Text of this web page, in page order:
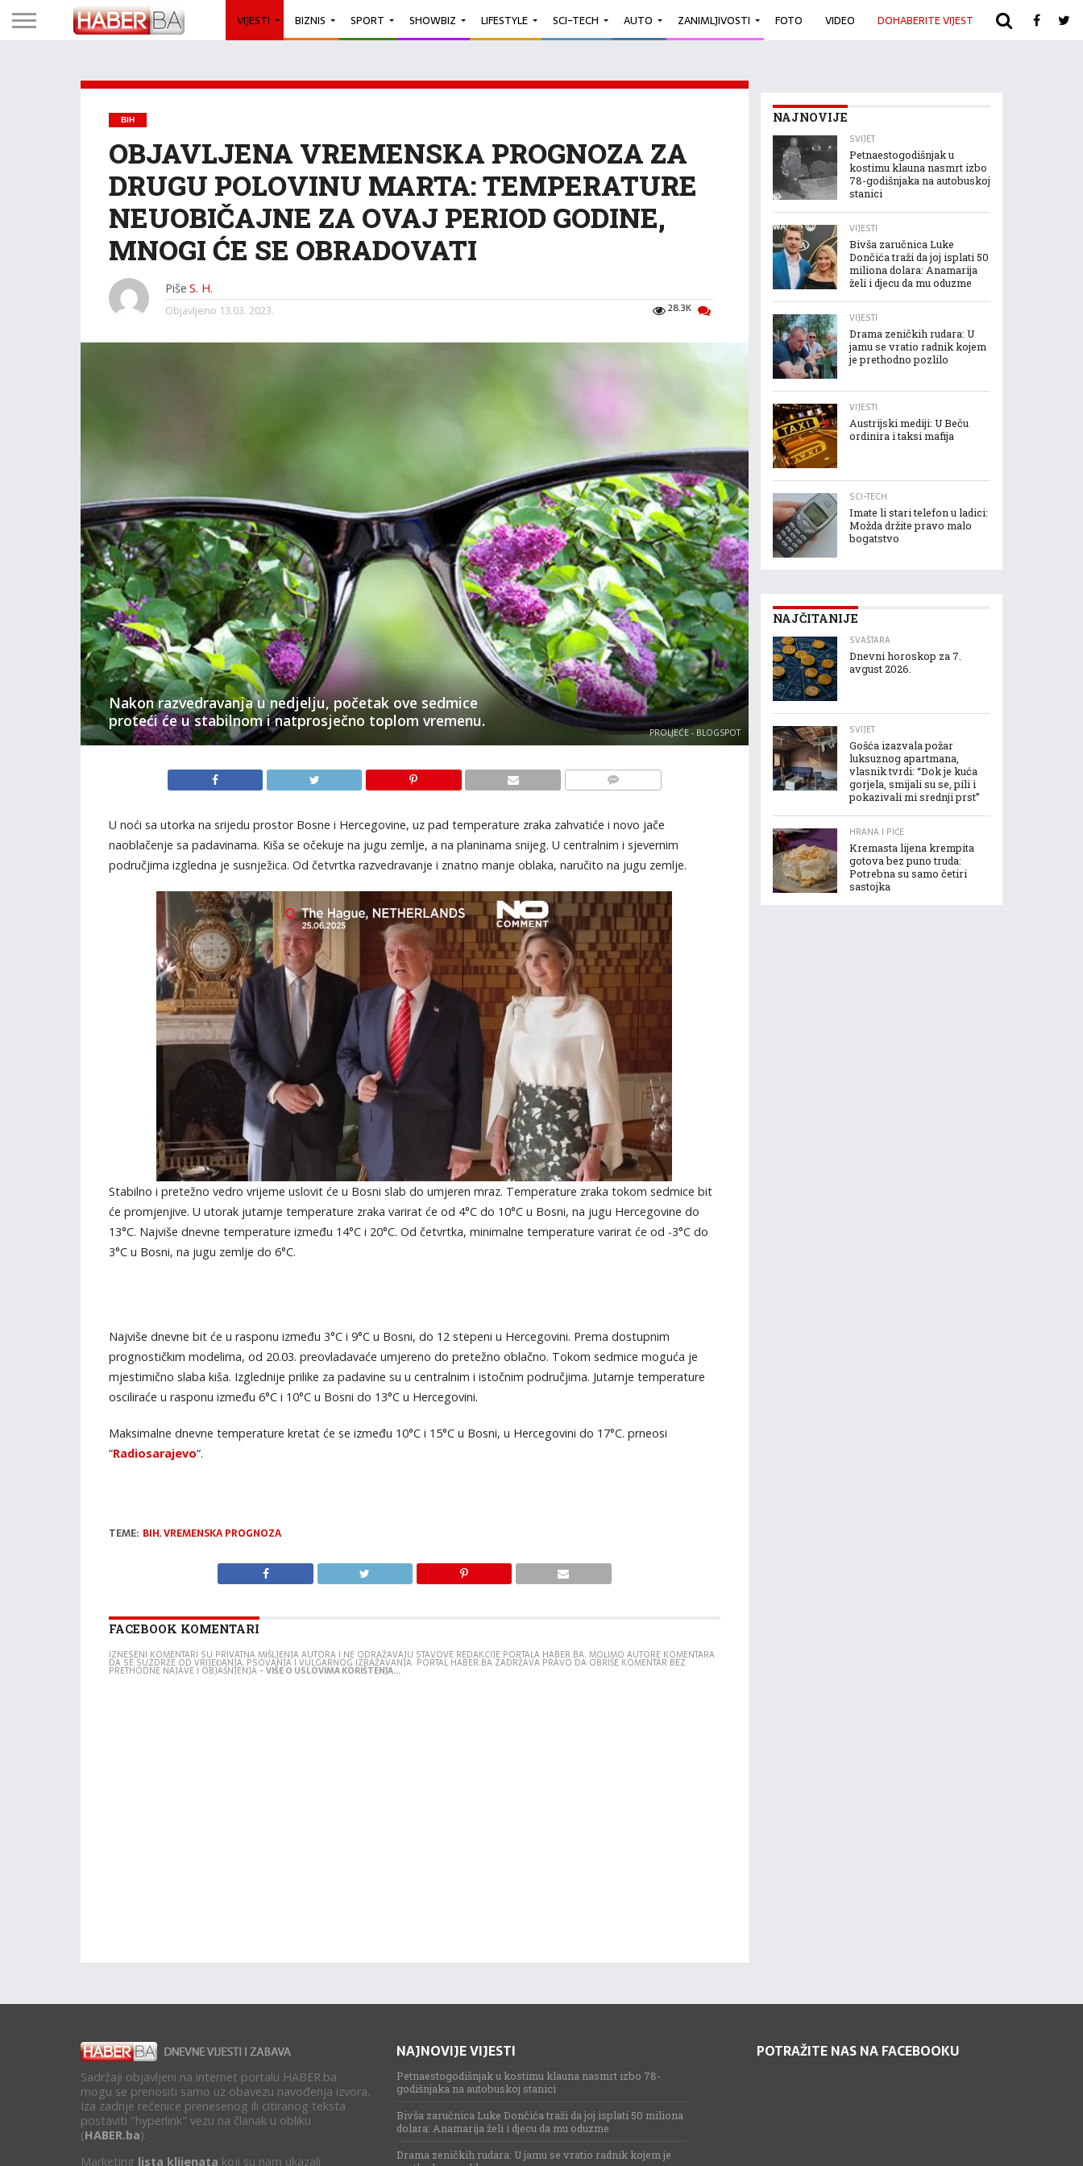
VIJESTI BIZNIS SPORT SHOWBIZ LIFESTYLE SCI-TECH AUTO ZANIMLJIVOSTI FOTO VIDEO DOHABERITE VIJEST ARHIVA
BIH
OBJAVLJENA VREMENSKA PROGNOZA ZA
DRUGU POLOVINU MARTA: TEMPERATURE
NEUOBIČAJNE ZA OVAJ PERIOD GODINE,
MNOGI ĆE SE OBRADOVATI
Piše S. H.
28.3K
Objavljeno 13.03. 2023.
Nakon razvedravanja u nedjelju, početak ove sedmice
proteći će u stabilnom i natprosječno toplom vremenu.
PROLJEĆE - BLOGSPOT
U noći sa utorka na srijedu prostor Bosne i Hercegovine, uz pad temperature zraka zahvatiće i novo jače
naoblačenje sa padavinama. Kiša se očekuje na jugu zemlje, a na planinama snijeg. U centralnim i sjevernim
područjima izgledna je susnježica. Od četvrtka razvedravanje i znatno manje oblaka, naručito na jugu zemlje.
Stabilno i pretežno vedro vrijeme uslovit će u Bosni slab do umjeren mraz. Temperature zraka tokom sedmice bit
će promjenjive. U utorak jutarnje temperature zraka varirat će od 4°C do 10°C u Bosni, na jugu Hercegovine do
13°C. Najviše dnevne temperature između 14°C i 20°C. Od četvrtka, minimalne temperature varirat će od -3°C do
3°C u Bosni, na jugu zemlje do 6°C.
Najviše dnevne bit će u rasponu između 3°C i 9°C u Bosni, do 12 stepeni u Hercegovini. Prema dostupnim
prognostičkim modelima, od 20.03. preovladavaće umjereno do pretežno oblačno. Tokom sedmice moguća je
mjestimično slaba kiša. Izglednije prilike za padavine su u centralnim i istočnim područjima. Jutarnje temperature
osciliraće u rasponu između 6°C i 10°C u Bosni do 13°C u Hercegovini.
Maksimalne dnevne temperature kretat će se između 10°C i 15°C u Bosni, u Hercegovini do 17°C. prneosi
“Radiosarajevo“.
TEME: BIH,VREMENSKA PROGNOZA
FACEBOOK KOMENTARI
IZNESENI KOMENTARI SU PRIVATNA MIŠLJENJA AUTORA I NE ODRAŽAVAJU STAVOVE REDAKCIJE PORTALA HABER.BA. MOLIMO AUTORE KOMENTARA
DA SE SUZDRŽE OD VRIJEĐANJA, PSOVANJA I VULGARNOG IZRAŽAVANJA. PORTAL HABER.BA ZADRŽAVA PRAVO DA OBRIŠE KOMENTAR BEZ
PRETHODNE NAJAVE I OBJAŠNJENJA -VIŠE O USLOVIMA KORIŠTENJA...
NAJNOVIJE
SVIJET
Petnaestogodišnjak u
kostimu klauna nasmrt izbo
78-godišnjaka na autobuskoj
stanici
VIJESTI
Bivša zaručnica Luke
Dončića traži da joj isplati 50
miliona dolara: Anamarija
želi i djecu da mu oduzme
VIJESTI
Drama zeničkih rudara: U
jamu se vratio radnik kojem
je prethodno pozlilo
VIJESTI
Austrijski mediji: U Beču
ordinira i taksi mafija
SCI-TECH
Imate li stari telefon u ladici:
Možda držite pravo malo
bogatstvo
NAJČITANIJE
SVAŠTARA
Dnevni horoskop za 7.
avgust 2026.
SVIJET
Gošća izazvala požar
luksuznog apartmana,
vlasnik tvrdi: “Dok je kuća
gorjela, smijali su se, pili i
pokazivali mi srednji prst”
HRANA I PIĆE
Kremasta lijena krempita
gotova bez puno truda:
Potrebna su samo četiri
sastojka
Sadržaji objavljeni na internet portalu HABER.ba
mogu se prenositi samo uz obavezu navođenja izvora.
Iza zadnje rečenice prenesenog ili citiranog teksta
postaviti "hyperlink" vezu na članak u obliku
(HABER.ba).
Marketing lista klijenata koji su nam ukazali
NAJNOVIJE VIJESTI
Petnaestogodišnjak u kostimu klauna nasmrt izbo 78-
godišnjaka na autobuskoj stanici
Bivša zaručnica Luke Dončića traži da joj isplati 50 miliona
dolara: Anamarija želi i djecu da mu oduzme
Drama zeničkih rudara: U jamu se vratio radnik kojem je
POTRAŽITE NAS NA FACEBOOKU